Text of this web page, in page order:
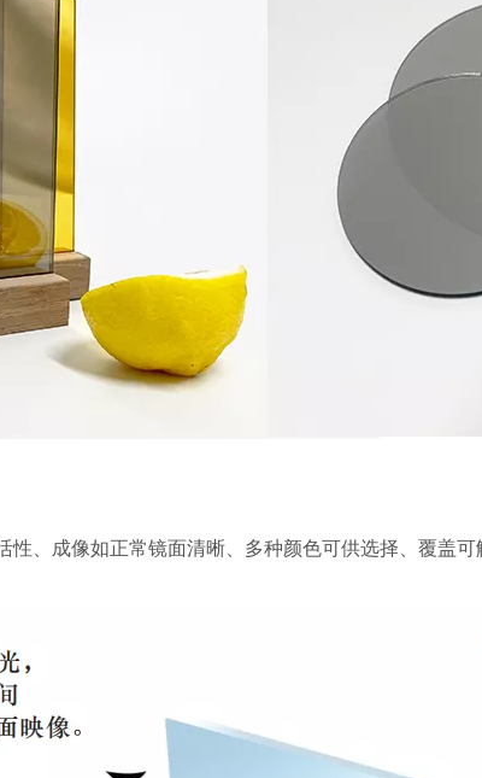
性、成像如正常镜面清晰、多种颜色可供选择、覆盖